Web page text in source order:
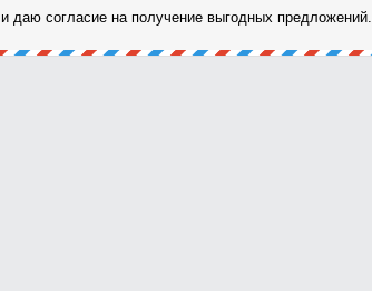
и даю согласие на получение выгодных предложений.